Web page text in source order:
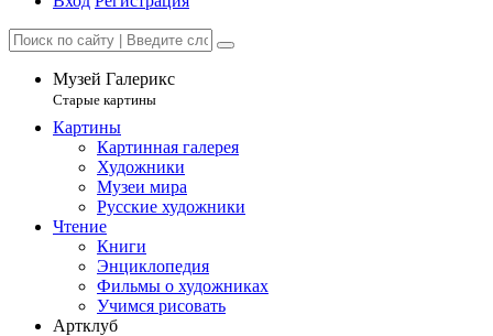
Музей Галерикс
Старые картины
Картины
Картинная галерея
Художники
Музеи мира
Русские художники
Чтение
Книги
Энциклопедия
Фильмы о художниках
Учимся рисовать
Артклуб